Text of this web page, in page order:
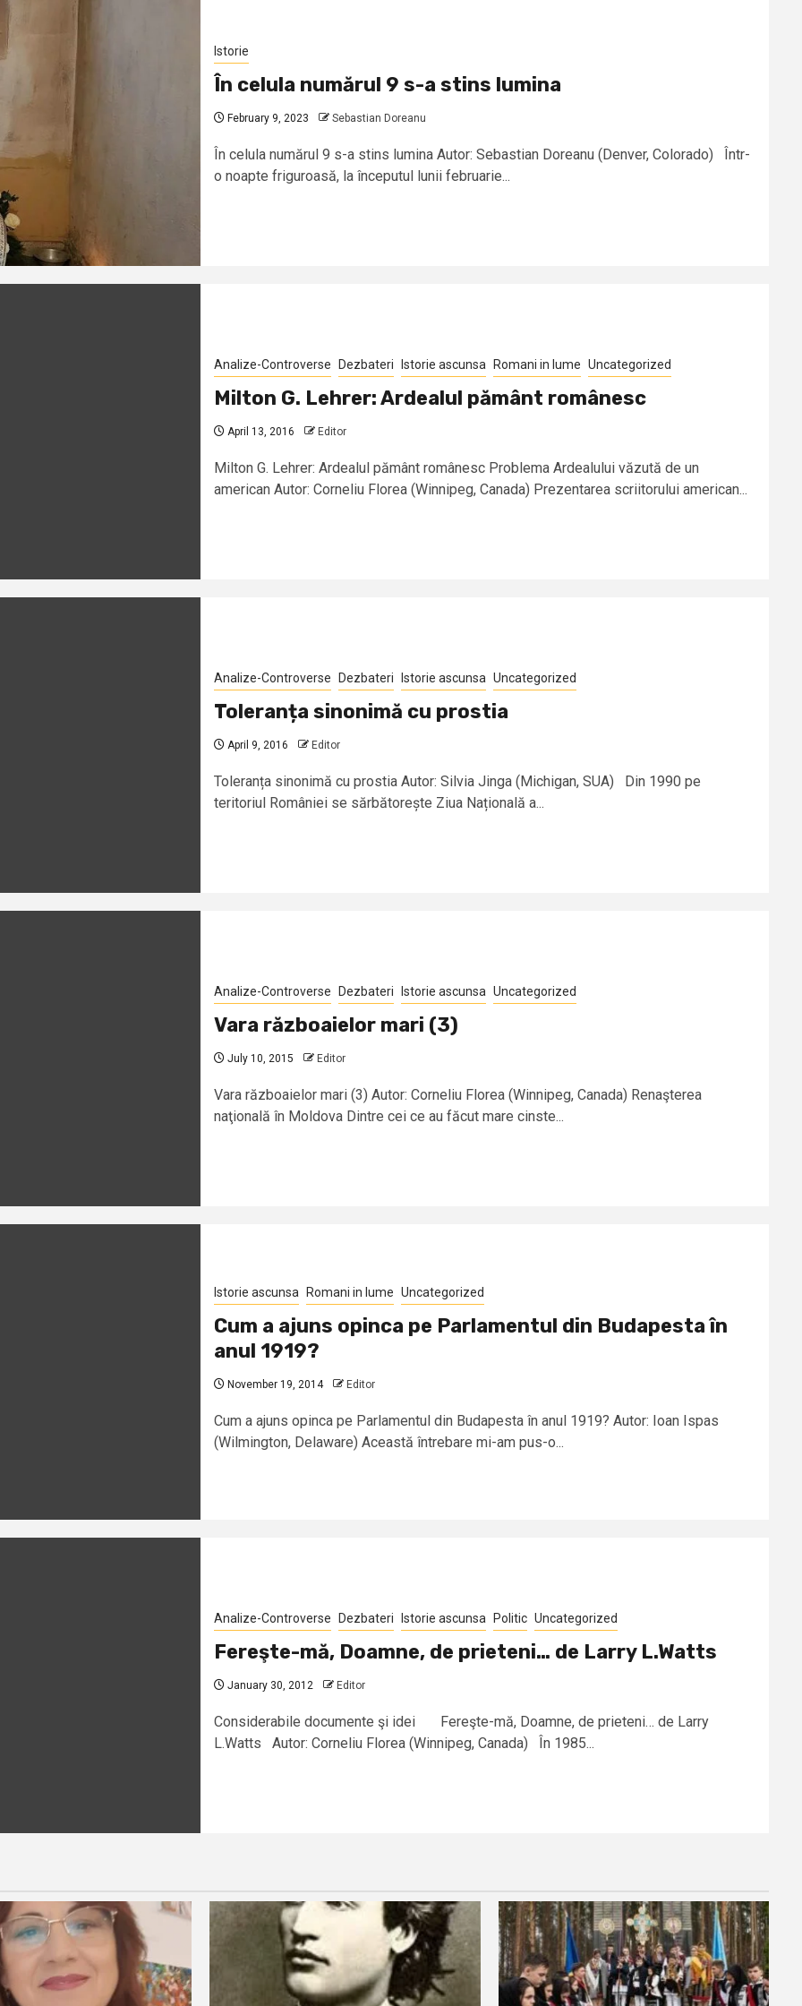
Istorie
În celula numărul 9 s-a stins lumina
February 9, 2023 Sebastian Doreanu
În celula numărul 9 s-a stins lumina Autor: Sebastian Doreanu (Denver, Colorado) Într-
o noapte friguroasă, la începutul lunii februarie...
Analize-Controverse Dezbateri Istorie ascunsa Romani in lume Uncategorized
Milton G. Lehrer: Ardealul pământ românesc
April 13, 2016 Editor
Milton G. Lehrer: Ardealul pământ românesc Problema Ardealului văzută de un
american Autor: Corneliu Florea (Winnipeg, Canada) Prezentarea scriitorului american...
Analize-Controverse Dezbateri Istorie ascunsa Uncategorized
Toleranța sinonimă cu prostia
April 9, 2016 Editor
Toleranța sinonimă cu prostia Autor: Silvia Jinga (Michigan, SUA) Din 1990 pe
teritoriul României se sărbătorește Ziua Națională a...
Analize-Controverse Dezbateri Istorie ascunsa Uncategorized
Vara războaielor mari (3)
July 10, 2015 Editor
Vara războaielor mari (3) Autor: Corneliu Florea (Winnipeg, Canada) Renaşterea
naţională în Moldova Dintre cei ce au făcut mare cinste...
Istorie ascunsa Romani in lume Uncategorized
Cum a ajuns opinca pe Parlamentul din Budapesta în
anul 1919?
November 19, 2014 Editor
Cum a ajuns opinca pe Parlamentul din Budapesta în anul 1919? Autor: Ioan Ispas
(Wilmington, Delaware) Această întrebare mi-am pus-o...
Analize-Controverse Dezbateri Istorie ascunsa Politic Uncategorized
Fereşte-mă, Doamne, de prieteni… de Larry L.Watts
January 30, 2012 Editor
Considerabile documente şi idei Fereşte-mă, Doamne, de prieteni… de Larry
L.Watts Autor: Corneliu Florea (Winnipeg, Canada) În 1985...